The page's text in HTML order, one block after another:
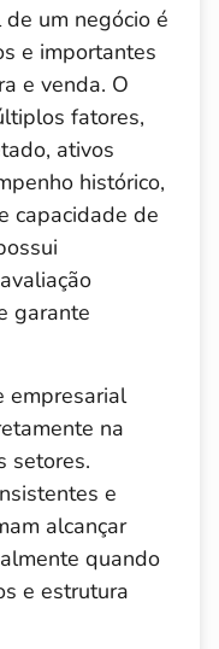
um negócio é
e importantes
e venda. O
fatores,
ativos
histórico,
capacidade de
garante
empresarial
na
setores.
e
alcançar
quando
e estrutura